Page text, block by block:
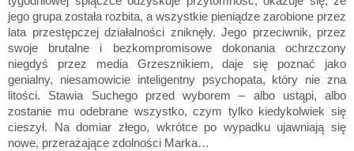
jego grupa została rozbita, a wszystkie pieniądze zarobione przez
lata przestępczej działalności zniknęły. Jego przeciwnik, przez
swoje brutalne i bezkompromisowe dokonania ochrzczony
niegdyś przez media Grzesznikiem, daje się poznać jako
genialny, niesamowicie inteligentny psychopata, który nie zna
litości. Stawia Suchego przed wyborem – albo ustąpi, albo
zostanie mu odebrane wszystko, czym tylko kiedykolwiek się
cieszył. Na domiar złego, wkrótce po wypadku ujawniają się
nowe, przerażające zdolności Marka…